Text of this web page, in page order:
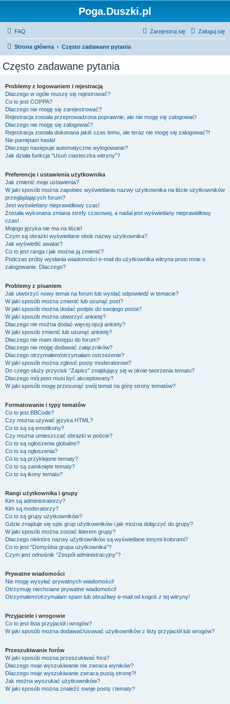
Poga.Duszki.pl
FAQ Zaloguj się
Zarejestruj się
Strona główna Często zadawane pytania
Często zadawane pytania
Problemy z logowaniem i rejestracją
Dlaczego w ogóle muszę się rejestrować?
Co to jest COPPA?
Dlaczego nie mogę się zarejestrować?
Rejestracja została przeprowadzona poprawnie, ale nie mogę się zalogować!
Dlaczego nie mogę się zalogować?
Rejestracja została dokonana jakiś czas temu, ale teraz nie mogę się zalogować?!
Nie pamiętam hasła!
Dlaczego następuje automatyczne wylogowanie?
Jak działa funkcja “Usuń ciasteczka witryny”?
Preferencje i ustawienia użytkownika
Jak zmienić moje ustawienia?
W jaki sposób można zapobiec wyświetlaniu nazwy użytkownika na liście użytkowników
przeglądających forum?
Jest wyświetlany nieprawidłowy czas!
Została wykonana zmiana strefy czasowej, a nadal jest wyświetlany nieprawidłowy
czas!
Mojego języka nie ma na liście!
Czym są obrazki wyświetlane obok nazwy użytkownika?
Jak wyświetlić awatar?
Co to jest ranga i jak można ją zmienić?
Podczas próby wysłania wiadomości e-mail do użytkownika witryna prosi mnie o
zalogowanie. Dlaczego?
Problemy z pisaniem
Jak utworzyć nowy temat na forum lub wysłać odpowiedź w temacie?
W jaki sposób można zmienić lub usunąć post?
W jaki sposób można dodać podpis do swojego posta?
W jaki sposób można utworzyć ankietę?
Dlaczego nie można dodać więcej opcji ankiety?
W jaki sposób zmienić lub usunąć ankietę?
Dlaczego nie mam dostępu do forum?
Dlaczego nie mogę dodawać załączników?
Dlaczego otrzymałem/otrzymałam ostrzeżenie?
W jaki sposób można zgłosić posty moderatorowi?
Do czego służy przycisk “Zapisz” znajdujący się w oknie tworzenia tematu?
Dlaczego mój post musi być akceptowany?
W jaki sposób mogę przesunąć swój temat na górę strony tematów?
Formatowanie i typy tematów
Co to jest BBCode?
Czy można używać języka HTML?
Co to są są emotikony?
Czy można umieszczać obrazki w poście?
Co to są ogłoszenia globalne?
Co to są ogłoszenia?
Co to są przyklejone tematy?
Co to są zamknięte tematy?
Co to są ikony tematu?
Rangi użytkownika i grupy
Kim są administratorzy?
Kim są moderatorzy?
Co to są grupy użytkowników?
Gdzie znajduje się spis grup użytkowników i jak można dołączyć do grupy?
W jaki sposób można zostać liderem grupy?
Dlaczego niektóre nazwy użytkowników są wyświetlane innymi kolorami?
Co to jest “Domyślna grupa użytkownika”?
Czym jest odnośnik “Zespół administracyjny”?
Prywatne wiadomości
Nie mogę wysyłać prywatnych wiadomości!
Otrzymuję niechciane prywatne wiadomości!
Otrzymałem/otrzymałam spam lub obraźliwy e-mail od kogoś z tej witryny!
Przyjaciele i wrogowie
Co to jest lista przyjaciół i wrogów?
W jaki sposób można dodawać/usuwać użytkowników z listy przyjaciół lub wrogów?
Przeszukiwanie forów
W jaki sposób można przeszukiwać fora?
Dlaczego moje wyszukiwanie nie zwraca wyników?
Dlaczego moje wyszukiwanie zwraca pustą stronę?!
Jak można wyszukać użytkowników?
W jaki sposób można znaleźć swoje posty i tematy?